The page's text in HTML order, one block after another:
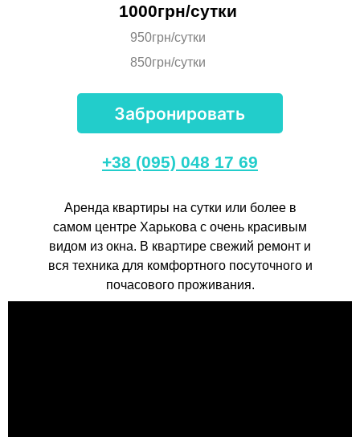
1000грн/сутки
950грн/сутки
850грн/сутки
Забронировать
+38 (095) 048 17 69
Аренда квартиры на сутки или более в
самом центре Харькова с очень красивым
видом из окна. В квартире свежий ремонт и
вся техника для комфортного посуточного и
почасового проживания.